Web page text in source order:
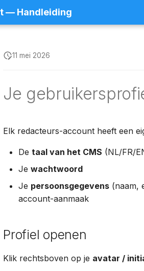
— Handleiding
11 mei 2026
Je
Elk redacteurs-account heeft een
De taal van het CMS (NL/FR/
Je wachtwoord
Je persoonsgegevens (naam,
account-aanmaak
Profiel openen
Klik rechtsboven op je avatar /